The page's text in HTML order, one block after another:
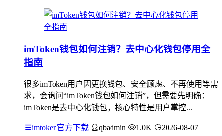
imToken钱包如何注销？去中心化钱包停用全
指南
很多imToken用户因更换钱包、安全顾虑、不再使用等需
求，会询问“imToken钱包如何注销”，但需要先明确：
imToken是去中心化钱包，核心特性是用户掌控...
imtoken官方下载 qbadmin 1.0K 2026-08-07